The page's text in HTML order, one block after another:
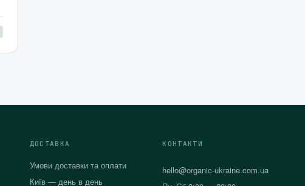
ДОСТАВКА
Умови доставки та оплати
Київ — день в день
КОНТАКТИ
hello@organic-ukraine.com.ua